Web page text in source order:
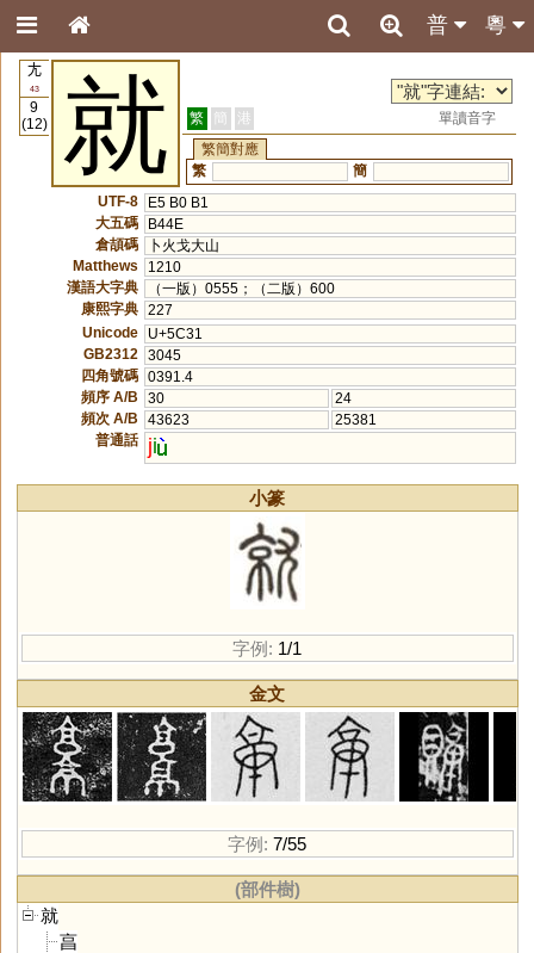
粵
普
𡯁
43
9
(12)
就 繁 簡 港
單讀音字
繁簡對應
繁
簡
UTF-8
E5 B0 B1
大五碼
B44E
倉頡碼
卜火戈大山
Matthews
1210
漢語大字典
（一版）0555；（二版）600
康熙字典 227
Unicode
U+5C31
GB2312
3045
四角號碼 0391.4
頻序 A/B
30
24
頻次 A/B
43623
25381
普通話
ji
小篆
字例: 1/1
金文
字例: 7/55
(部件樹)
就
亯